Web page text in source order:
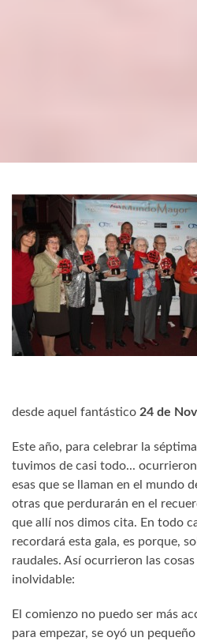
desde aquel fantástico 24 de
Este año, para celebrar la
tuvimos de casi todo...
esas que se llaman en el mundo
otras que perdurarán en el
que allí nos dimos cita. En todo
recordará esta gala, es porque,
raudales. Así ocurrieron las
inolvidable:
El comienzo no puedo ser más
para empezar, se oyó un